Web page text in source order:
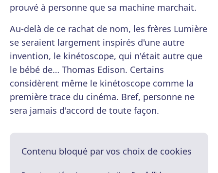
prouvé à personne que sa machine marchait.
Au-delà de ce rachat de nom, les frères Lumière
se seraient largement inspirés d'une autre
invention, le kinétoscope, qui n'était autre que
le bébé de… Thomas Edison. Certains
considèrent même le kinétoscope comme la
première trace du cinéma. Bref, personne ne
sera jamais d'accord de toute façon.
Contenu bloqué par vos choix de cookies